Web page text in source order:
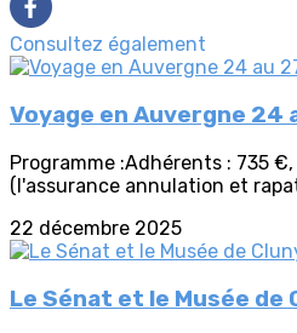
Consultez également
Voyage en Auvergne 24
Programme :Adhérents : 735
(l'assurance annulation et
22 décembre 2025
Le Sénat et le Musée